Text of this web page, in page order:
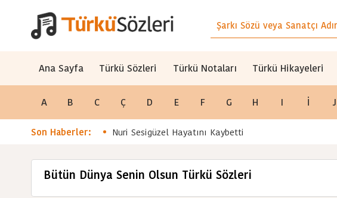
Ana Sayfa Türkü Sözleri Türkü Notaları Türkü Hikayeleri
A B C Ç D E F G H I İ J
Son Haberler: Nuri Sesigüzel Hayatını Kaybetti
Bütün Dünya Senin Olsun Türkü Sözleri